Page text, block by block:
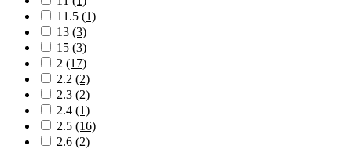
11.5 (1)
13 (3)
15 (3)
2 (17)
2.2 (2)
2.3 (2)
2.4 (1)
2.5 (16)
2.6 (2)